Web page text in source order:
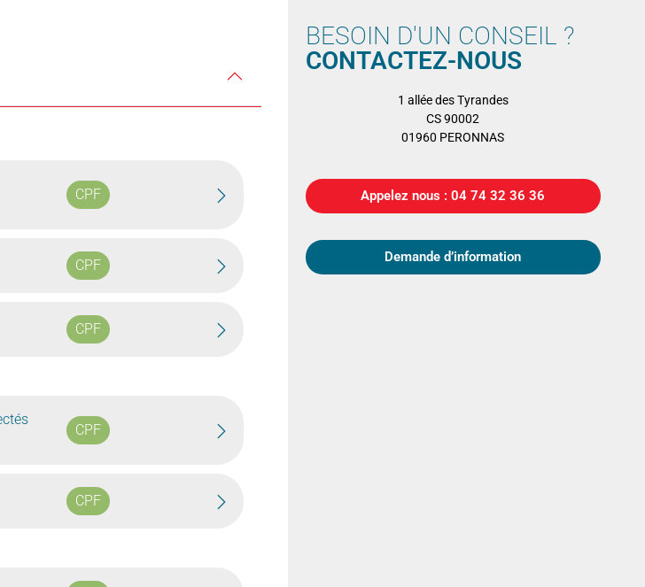
CPF
CPF
CPF
CPF
CPF
BESOIN D'UN CONSEIL ?
CONTACTEZ-NOUS
1 allée des Tyrandes
CS 90002
01960 PERONNAS
Appelez nous : 04 74 32 36 36
Demande d’information